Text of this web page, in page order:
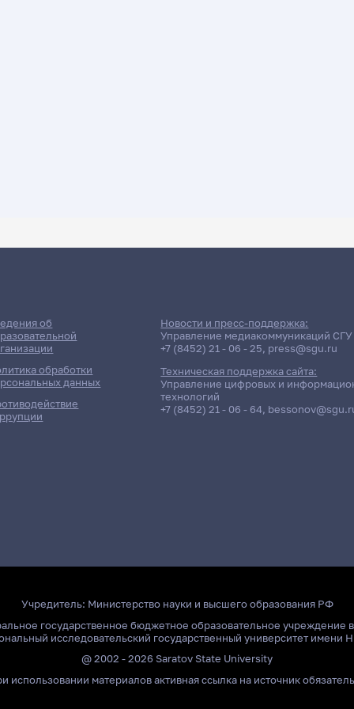
сессии: Аленичева
об
обработки
данных
Новости и пресс-поддержка:
Управление медиакоммуникаций СГУ
+7 (8452) 21 - 06 - 25, press@sgu.ru
Техническая поддержка сайта:
Управление цифровых и
технологий
+7 (8452) 21 - 06 - 64,
Учредитель: Министерство науки и высшего образования РФ
государственное бюджетное образовательное учреждение
исследовательский государственный университет имени
@ 2002 - 2026 Saratov State University
использовании материалов активная ссылка на источник